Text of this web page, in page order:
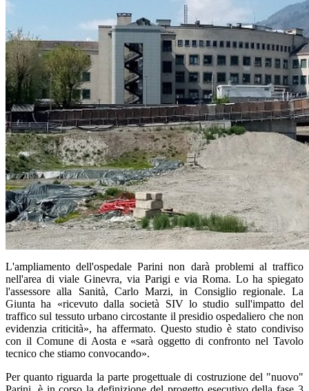
L'ampliamento dell'ospedale Parini non darà problemi al traffico
nell'area di viale Ginevra, via Parigi e via Roma. Lo ha spiegato
l'assessore alla Sanità, Carlo Marzi, in Consiglio regionale. La
Giunta ha «ricevuto dalla società SIV lo studio sull'impatto del
traffico sul tessuto urbano circostante il presidio ospedaliero che non
evidenzia criticità», ha affermato. Questo studio è stato condiviso
con il Comune di Aosta e «sarà oggetto di confronto nel Tavolo
tecnico che stiamo convocando».
Per quanto riguarda la parte progettuale di costruzione del "nuovo"